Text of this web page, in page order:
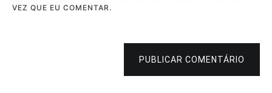
VEZ QUE EU COMENTAR.
PUBLICAR COMENTÁRIO